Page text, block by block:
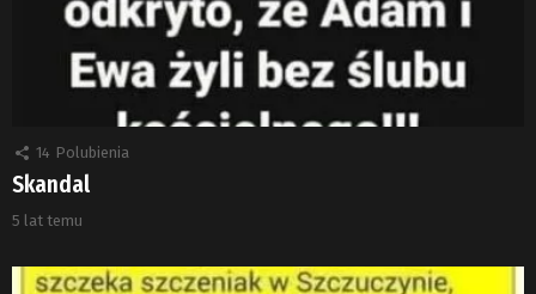
14 Polubienia
Skandal
5 lat temu